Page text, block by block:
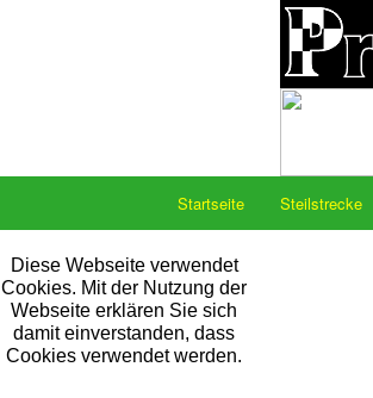
Startseite Steilstrecke
Diese Webseite verwendet
Cookies. Mit der Nutzung der
Webseite erklären Sie sich
damit einverstanden, dass
Cookies verwendet werden.